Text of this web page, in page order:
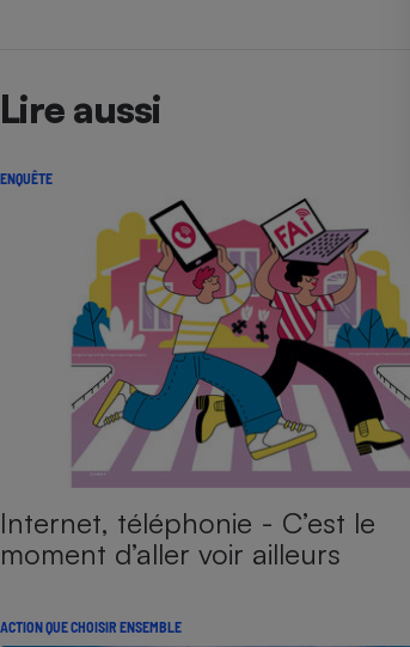
Lire aussi
ENQUÊTE
Internet, téléphonie - C’est le
moment d’aller voir ailleurs
ACTION QUE CHOISIR ENSEMBLE